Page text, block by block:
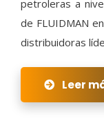
petroleras a
de FLUIDMAN
distribuidoras
Leer